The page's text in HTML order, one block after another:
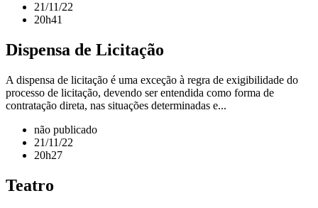
21/11/22
20h41
Dispensa de Licitação
A dispensa de licitação é uma exceção à regra de exigibilidade do
processo de licitação, devendo ser entendida como forma de
contratação direta, nas situações determinadas e...
não publicado
21/11/22
20h27
Teatro